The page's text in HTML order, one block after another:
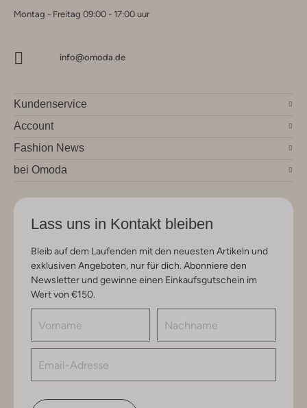
Montag - Freitag 09:00 - 17:00 uur
info@omoda.de
Kundenservice
Account
Fashion News
bei Omoda
Lass uns in Kontakt bleiben
Bleib auf dem Laufenden mit den neuesten Artikeln und
exklusiven Angeboten, nur für dich. Abonniere den
Newsletter und gewinne einen Einkaufsgutschein im
Wert von €150.